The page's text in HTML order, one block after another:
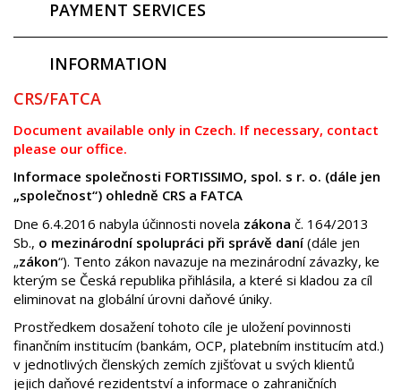
PAYMENT SERVICES
INFORMATION
CRS/FATCA
Document available only in Czech. If necessary, contact
please our office.
Informace společnosti FORTISSIMO, spol. s r. o. (dále jen
„společnost“) ohledně CRS a FATCA
Dne 6.4.2016 nabyla účinnosti novela zákona č. 164/2013
Sb., o mezinárodní spolupráci při správě daní(dále jen
„zákon“). Tento zákon navazuje na mezinárodní závazky, ke
kterým se Česká republika přihlásila, a které si kladou za cíl
eliminovat na globální úrovni daňové úniky.
Prostředkem dosažení tohoto cíle je uložení povinnosti
finančním institucím (bankám, OCP, platebním institucím atd.)
v jednotlivých členských zemích zjišťovat u svých klientů
jejich daňové rezidentství a informace o zahraničních